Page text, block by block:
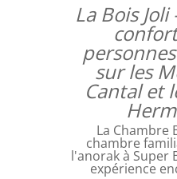
La Bois
sur les
Cantal et
La Chambre
chambre
l'anorak à Super
expérience